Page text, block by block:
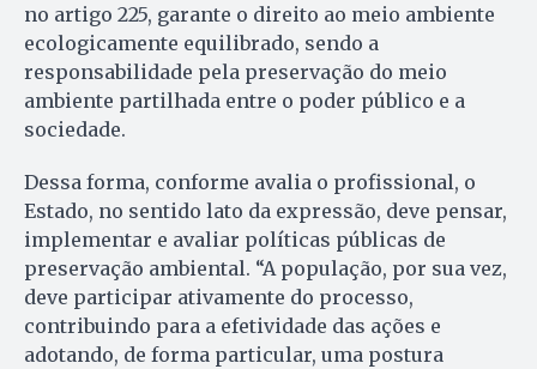
no artigo 225, garante o direito ao meio ambiente
ecologicamente equilibrado, sendo a
responsabilidade pela preservação do meio
ambiente partilhada entre o poder público e a
sociedade.
Dessa forma, conforme avalia o profissional, o
Estado, no sentido lato da expressão, deve pensar,
implementar e avaliar políticas públicas de
preservação ambiental. “A população, por sua vez,
deve participar ativamente do processo,
contribuindo para a efetividade das ações e
adotando, de forma particular, uma postura